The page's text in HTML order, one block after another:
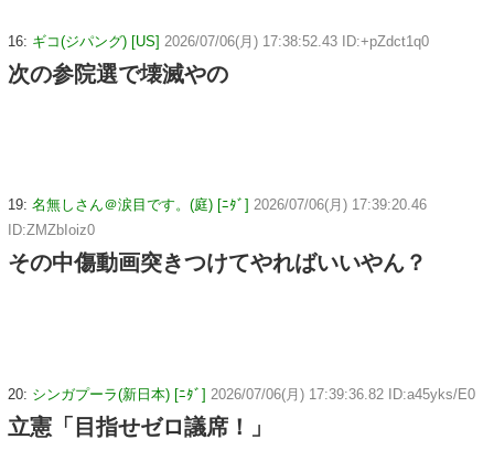
16: ギコ(ジパング) [US] 2026/07/06(月) 17:38:52.43 ID:+pZdct1q0
次の参院選で壊滅やの
19: 名無しさん＠涙目です。(庭) [ﾆﾀﾞ] 2026/07/06(月) 17:39:20.46
ID:ZMZbIoiz0
その中傷動画突きつけてやればいいやん？
20: シンガプーラ(新日本) [ﾆﾀﾞ] 2026/07/06(月) 17:39:36.82 ID:a45yks/E0
立憲「目指せゼロ議席！」